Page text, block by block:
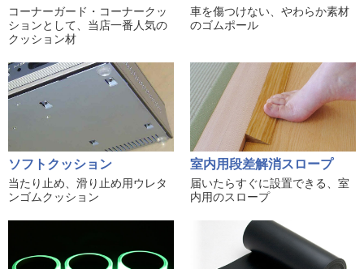
コーナーガード・コーナークッ
ションとして、当店一番人気の
クッション材
車を傷つけない、やわらか素材
のゴムポール
ソフトクッション
当たり止め、滑り止め用ウレタ
ンゴムクッション
室内用段差解消スロープ
届いたらすぐに設置できる、室
内用のスロープ